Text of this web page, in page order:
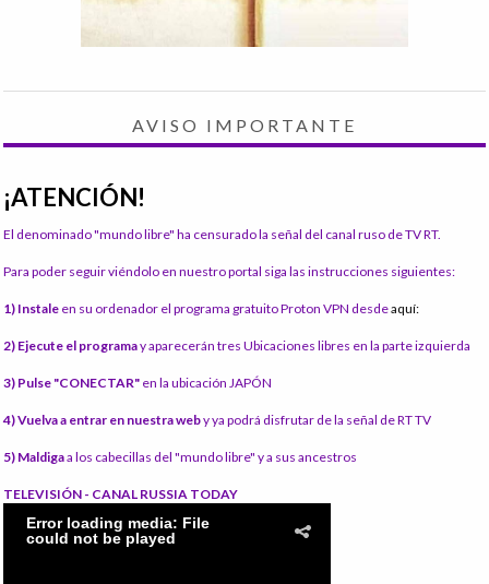
AVISO IMPORTANTE
¡ATENCIÓN!
El denominado "mundo libre" ha censurado la señal del canal ruso de TV RT.
Para poder seguir viéndolo en nuestro portal siga las instrucciones siguientes:
1) Instale en su ordenador el programa gratuito Proton VPN desdeaquí:
2) Ejecute el programay aparecerán tres Ubicaciones libres en la parte izquierda
3) Pulse "CONECTAR" en la ubicación JAPÓN
4) Vuelva a entrar en nuestra weby ya podrá disfrutar de la señal de RT TV
5) Maldigaa los cabecillas del "mundo libre" y a sus ancestros
TELEVISIÓN - CANAL RUSSIA TODAY